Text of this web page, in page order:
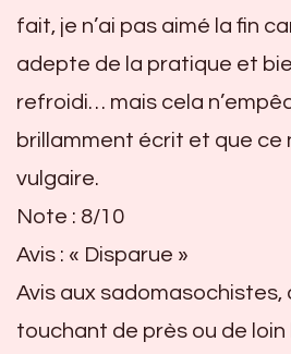
fait, je n’ai pas aimé la fin
adepte de la pratique et
refroidi… mais cela
brillamment écrit et que ce
vulgaire.
Note : 8/10
Avis : « Disparue »
Avis aux
touchant de près ou de